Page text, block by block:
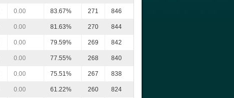
0.00 83.67% 271 846
0.00 81.63% 270 844
0.00 79.59% 269 842
0.00 77.55% 268 840
0.00 75.51% 267 838
0.00 61.22% 260 824